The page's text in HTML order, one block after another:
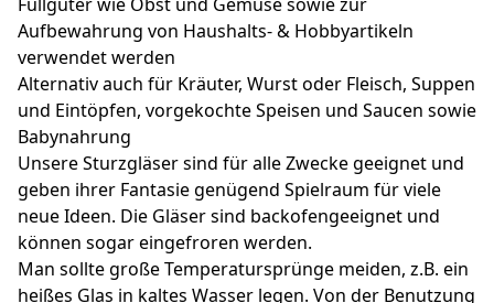
Aufbewahrung von Haushalts- & Hobbyartikeln
verwendet werden
Alternativ auch für Kräuter, Wurst oder Fleisch, Suppen
und Eintöpfen, vorgekochte Speisen und Saucen sowie
Babynahrung
Unsere Sturzgläser sind für alle Zwecke geeignet und
geben ihrer Fantasie genügend Spielraum für viele
neue Ideen. Die Gläser sind backofengeeignet und
können sogar eingefroren werden.
Man sollte große Temperatursprünge meiden, z.B. ein
heißes Glas in kaltes Wasser legen. Von der Benutzung